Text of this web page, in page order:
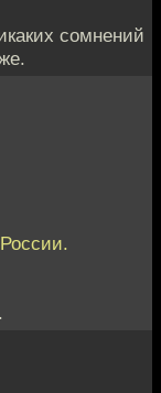
сомнений